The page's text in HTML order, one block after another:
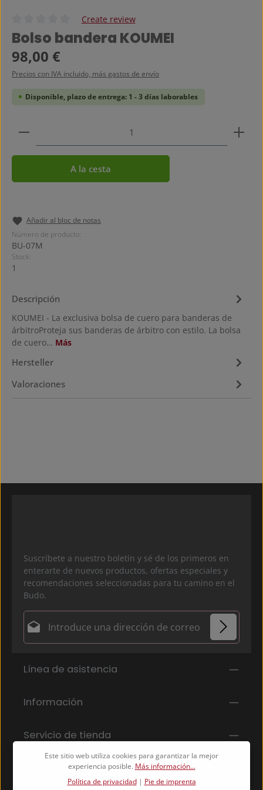
Calificación promedio de 0 de 5 estrellas
Create review
Bolso bandera KOUMEI
Precio normal:
98,00 €
Precios con IVA incluido, más gastos de envío
Disponible, plazo de entrega: 1 - 3 días laborables
Cantidad del producto: introduce la cantidad
A la cesta
Añadir al bloc de notas
Número de producto:
BU-07M
Stock:
1
Descripción
KOUMEI - La exclusiva bolsa de cuero para banderas de
árbitroProteja sus banderas de árbitro con estilo. La bolsa
de cuero… Más
Hersteller
Valoraciones
Suscríbete a nuestro boletín y sé de los primeros en
enterarte de nuevos productos, ofertas especiales y
recomendaciones seleccionadas para tu camino en el
Budo.
Dirección de correo electrónico*
Al seleccionar continuar, confirmas que has leído
has aceptado nuestros
términos y condiciones generales
Los campos marcados con un asterisco (*) son
obligatorios.
Línea de asistencia
Información
Servicio de tienda
Este sitio web utiliza cookies para garantizar la mejor
experiencia posible. Más información...
Política de privacidad| Pie de imprenta